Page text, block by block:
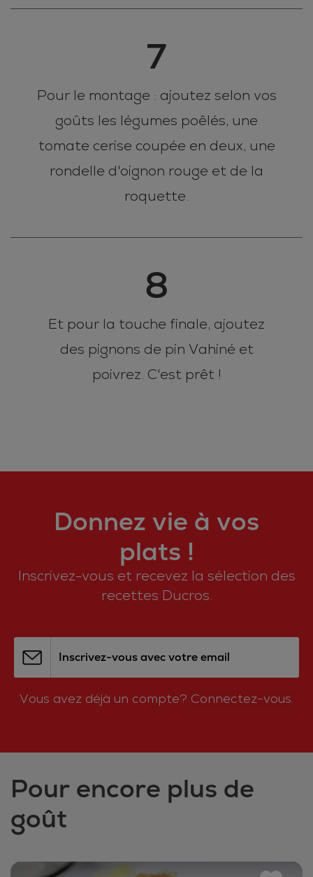
7
Pour le montage : ajoutez selon vos
goûts les légumes poêlés, une
tomate cerise coupée en deux, une
rondelle d'oignon rouge et de la
roquette.
8
Et pour la touche finale, ajoutez
des pignons de pin Vahiné et
poivrez. C'est prêt !
Donnez vie à vos
plats !
Inscrivez-vous et recevez la sélection des
recettes Ducros.
Inscrivez-vous avec votre email
Vous avez déjà un compte? Connectez-vous.
Pour encore plus de
goût